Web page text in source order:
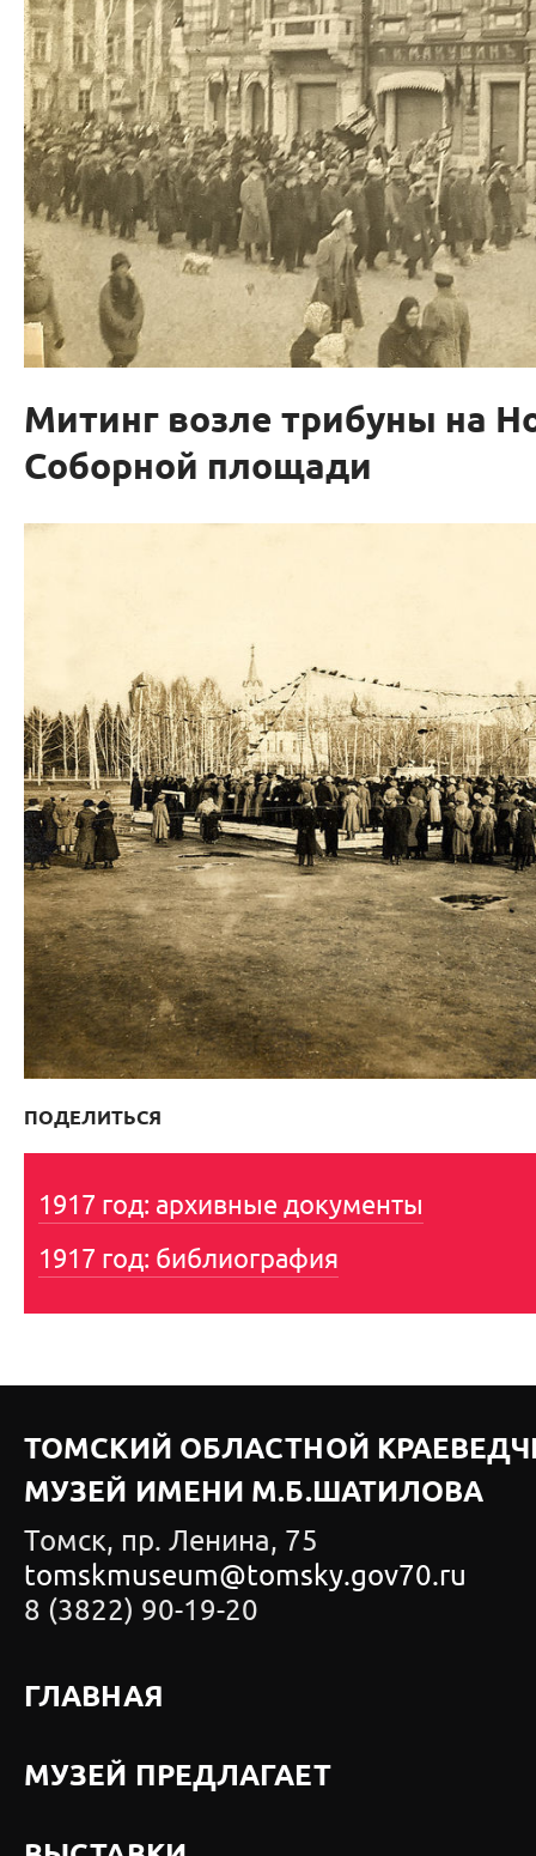
Митинг возле трибуны на
Соборной площади
ПОДЕЛИТЬСЯ
1917 год: архивные документы
1917 год: библиография
ТОМСКИЙ ОБЛАСТНОЙ
МУЗЕЙ ИМЕНИ М.Б.ШАТИЛОВА
Томск, пр. Ленина, 75
tomskmuseum@tomsky.gov70.ru
8 (3822) 90-19-20
ГЛАВНАЯ
МУЗЕЙ ПРЕДЛАГАЕТ